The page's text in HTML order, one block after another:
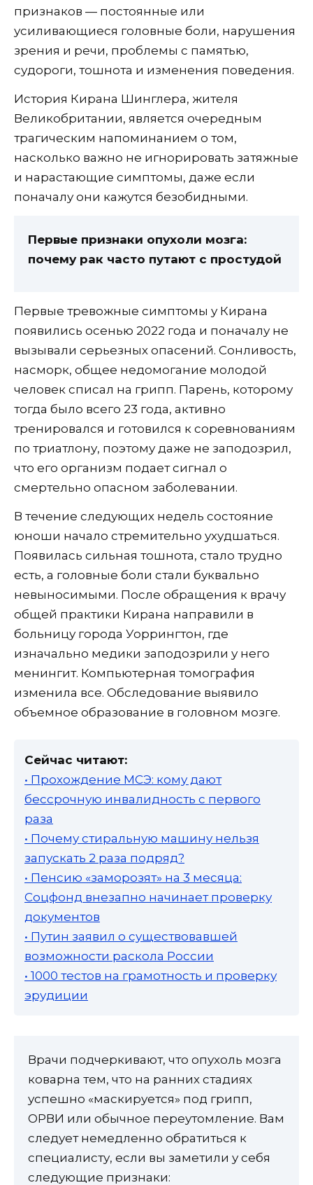
признаков — постоянные или
усиливающиеся головные боли, нарушения
зрения и речи, проблемы с памятью,
судороги, тошнота и изменения поведения.
История Кирана Шинглера, жителя
Великобритании, является очередным
трагическим напоминанием о том,
насколько важно не игнорировать затяжные
и нарастающие симптомы, даже если
поначалу они кажутся безобидными.
Первые признаки опухоли мозга:
почему рак часто путают с простудой
Первые тревожные симптомы у Кирана
появились осенью 2022 года и поначалу не
вызывали серьезных опасений. Сонливость,
насморк, общее недомогание молодой
человек списал на грипп. Парень, которому
тогда было всего 23 года, активно
тренировался и готовился к соревнованиям
по триатлону, поэтому даже не заподозрил,
что его организм подает сигнал о
смертельно опасном заболевании.
В течение следующих недель состояние
юноши начало стремительно ухудшаться.
Появилась сильная тошнота, стало трудно
есть, а головные боли стали буквально
невыносимыми. После обращения к врачу
общей практики Кирана направили в
больницу города Уоррингтон, где
изначально медики заподозрили у него
менингит. Компьютерная томография
изменила все. Обследование выявило
объемное образование в головном мозге.
Сейчас читают:
• Прохождение МСЭ: кому дают
бессрочную инвалидность с первого
раза
• Почему стиральную машину нельзя
запускать 2 раза подряд?
• Пенсию «заморозят» на 3 месяца:
Соцфонд внезапно начинает проверку
документов
• Путин заявил о существовавшей
возможности раскола России
• 1000 тестов на грамотность и проверку
эрудиции
Врачи подчеркивают, что опухоль мозга
коварна тем, что на ранних стадиях
успешно «маскируется» под грипп,
ОРВИ или обычное переутомление. Вам
следует немедленно обратиться к
специалисту, если вы заметили у себя
следующие признаки: